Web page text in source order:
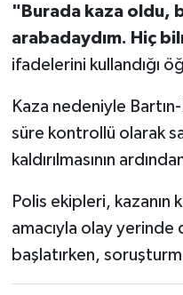
"Burada kaza oldu,
arabadaydım. Hiç
ifadelerini kullandığı
Kaza nedeniyle
süre kontrollü olarak
kaldırılmasının
Polis ekipleri, kazanın
amacıyla olay yerinde
başlatırken,